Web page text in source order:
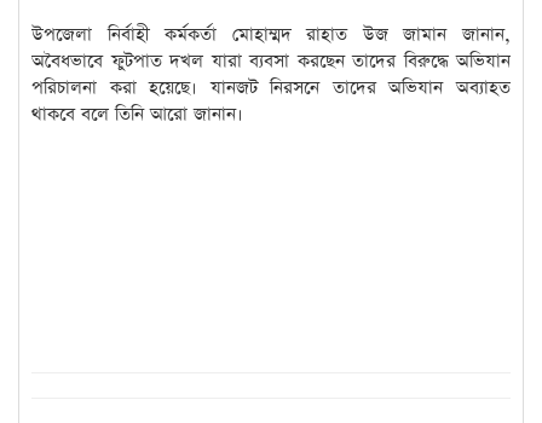
‎উপজেলা নির্বাহী কর্মকর্তা মোহাম্মদ রাহাত উজ জামান জানান,
অবৈধভাবে ফুটপাত দখল যারা ব্যবসা করছেন তাদের বিরুদ্ধে অভিযান
পরিচালনা করা হয়েছে। যানজট নিরসনে তাদের অভিযান অব্যাহত
থাকবে বলে তিনি আরো জানান।